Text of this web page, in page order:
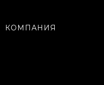
КОМПАНИЯ